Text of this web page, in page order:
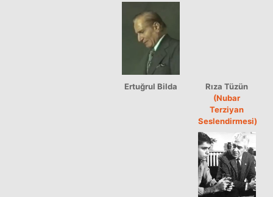
Ertuğrul Bilda
Rıza Tüzün
(Nubar
Terziyan
Seslendirmesi)